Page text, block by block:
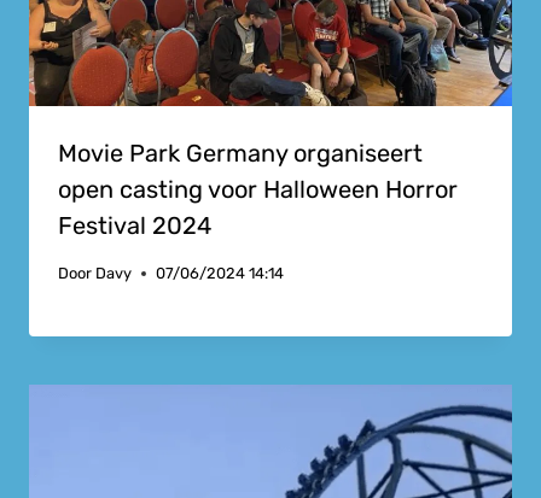
Movie Park Germany organiseert
open casting voor Halloween Horror
Festival 2024
Door Davy 07/06/2024 14:14